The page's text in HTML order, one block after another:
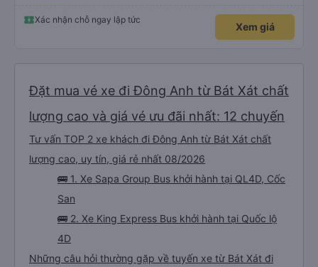
Giường sạch sẽ và tài xế xe buýt thỉnh thoảng bấm còi. Tôi thực sự khuyên
bạn nên xe buýt này. Và nếu bạn cao hơn tôi, tôi khuyên bạn nên trả thêm
Xác nhận chỗ ngay lập tức
Xem giá
Đặt mua vé xe đi Đông Anh từ Bát Xát chất
lượng cao và giá vé ưu đãi nhất: 12 chuyến
Tư vấn TOP 2 xe khách đi Đông Anh từ Bát Xát chất
lượng cao, uy tín, giá rẻ nhất 08/2026
🚌 1. Xe Sapa Group Bus khởi hành tại QL4D, Cốc
San
🚌 2. Xe King Express Bus khởi hành tại Quốc lộ
4D
Những câu hỏi thường gặp về tuyến xe từ Bát Xát đi